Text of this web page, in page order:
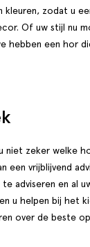
kleuren, zodat u
Of uw stijl nu
hebben een hor
niet zeker welke
een vrijblijvend
adviseren en al
u helpen bij het
over de beste